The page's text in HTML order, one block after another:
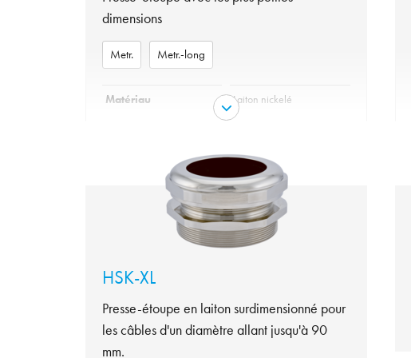
Insert
Polyamide V0 selon UL94
Protection
dimensions
Metr. Metr.-long
Matériau
Laiton nickelé
Metr., Metr.-long
TPE, FKM
IP 68 - 1bar/30min
Tenue en température
de -20°C à +100°C, de
HSK-XL
Presse-étoupe en laiton surdimensionné pour
les câbles d'un diamètre allant jusqu'à 90
mm.